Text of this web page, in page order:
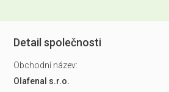
Detail společnosti
Obchodní název:
Olafenal s.r.o.